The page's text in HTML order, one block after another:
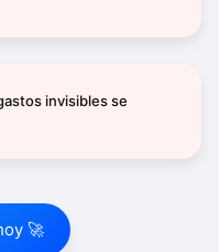
invisibles se
🚀